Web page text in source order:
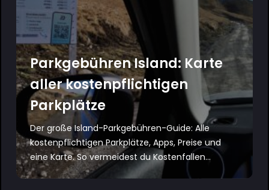
Parkgebühren Island: Karte
aller kostenpflichtigen
Parkplätze
Der große Island-Parkgebühren-Guide: Alle
kostenpflichtigen Parkplätze, Apps, Preise und
eine Karte. So vermeidest du Kostenfallen...